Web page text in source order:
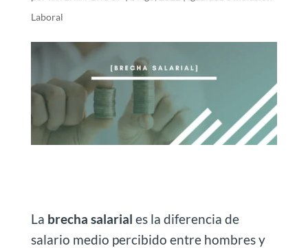
Laboral
La brecha salarial es la diferencia de
salario medio percibido entre hombres y